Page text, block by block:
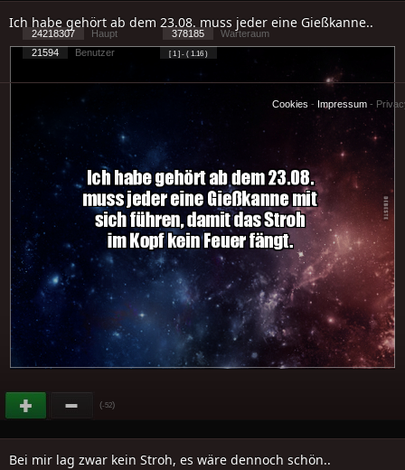
Ich habe gehört ab dem 23.08. muss jeder eine Gießkanne..
(-52)
Bei mir lag zwar kein Stroh, es wäre dennoch schön..
24218307 Haupt 378185
Warteraum
21594
Benutzer [ 1 ] - ( 1.16 )
Cookies - Impressum -